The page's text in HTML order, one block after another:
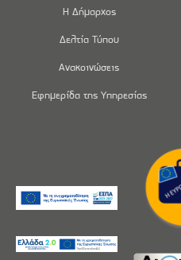
Η Δήμαρχος
Δελτία Τύπου
Ανακοινώσεις
Εφημερίδα της Υπηρεσίας